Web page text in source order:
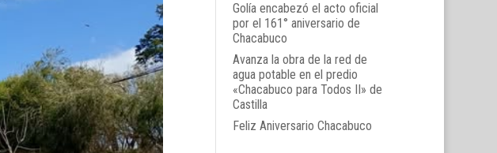
Golía encabezó el acto oficial
por el 161° aniversario de
Chacabuco
Avanza la obra de la red de
agua potable en el predio
«Chacabuco para Todos II» de
Castilla
Feliz Aniversario Chacabuco